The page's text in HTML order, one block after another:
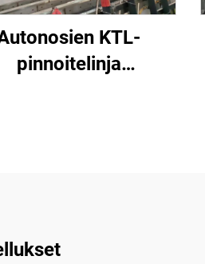
KTL-
pinnoitelinja